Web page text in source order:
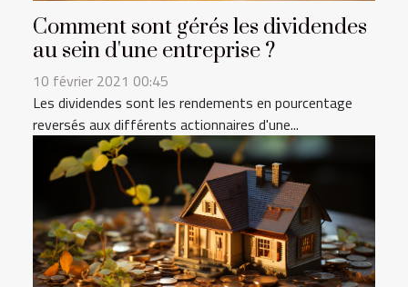
Comment sont gérés les dividendes
au sein d'une entreprise ?
10 février 2021 00:45
Les dividendes sont les rendements en pourcentage
reversés aux différents actionnaires d'une...